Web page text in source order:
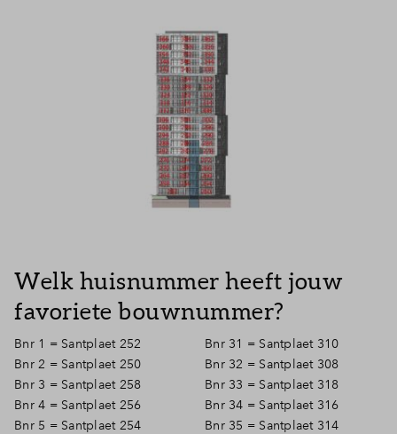
Inloggen
Welk huisnummer heeft jouw
favoriete bouwnummer?
Bnr 1 = Santplaet 252
Bnr 2 = Santplaet 250
Bnr 3 = Santplaet 258
Bnr 4 = Santplaet 256
Bnr 5 = Santplaet 254
Bnr 31 = Santplaet 310
Bnr 32 = Santplaet 308
Bnr 33 = Santplaet 318
Bnr 34 = Santplaet 316
Bnr 35 = Santplaet 314